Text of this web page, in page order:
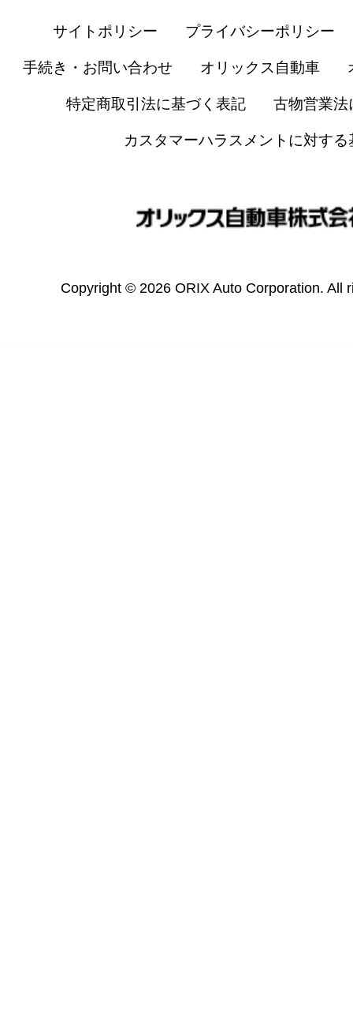
サイトポリシー プライバシーポリシー
手続き・お問い合わせ オリックス自動車
特定商取引法に基づく表記 古物営業法
カスタマーハラスメントに対する
Copyright © 2026 ORIX Auto Corporation. All